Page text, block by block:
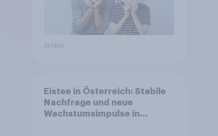
Artikel
Eistee in Österreich: Stabile
Nachfrage und neue
Wachstumsimpulse in